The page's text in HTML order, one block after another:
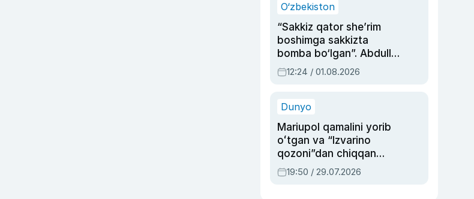
O‘zbekiston
“Sakkiz qator she’rim
boshimga sakkizta
bomba bo‘lgan”. Abdulla
Oripovni siyosiy
ayblovlardan asrab
12:24 / 01.08.2026
Dunyo
Mariupol qamalini yorib
oʻtgan va “Izvarino
qozoni”dan chiqqan
qahramon — Ukraina
armiyasi bosh
19:50 / 29.07.2026